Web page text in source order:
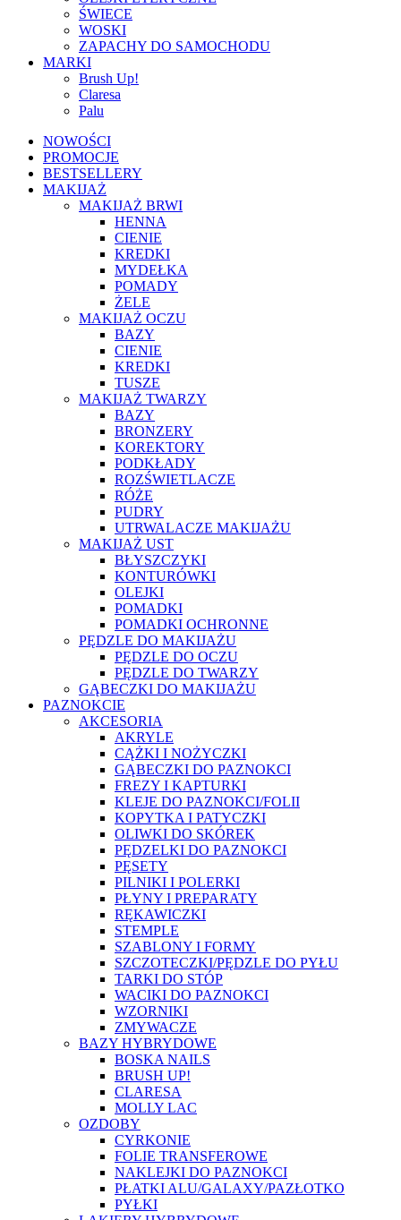
ŚWIECE
WOSKI
ZAPACHY DO SAMOCHODU
MARKI
Brush Up!
Claresa
Palu
NOWOŚCI
PROMOCJE
BESTSELLERY
MAKIJAŻ
MAKIJAŻ BRWI
HENNA
CIENIE
KREDKI
MYDEŁKA
POMADY
ŻELE
MAKIJAŻ OCZU
BAZY
CIENIE
KREDKI
TUSZE
MAKIJAŻ TWARZY
BAZY
BRONZERY
KOREKTORY
PODKŁADY
ROZŚWIETLACZE
RÓŻE
PUDRY
UTRWALACZE MAKIJAŻU
MAKIJAŻ UST
BŁYSZCZYKI
KONTURÓWKI
OLEJKI
POMADKI
POMADKI OCHRONNE
PĘDZLE DO MAKIJAŻU
PĘDZLE DO OCZU
PĘDZLE DO TWARZY
GĄBECZKI DO MAKIJAŻU
PAZNOKCIE
AKCESORIA
AKRYLE
CĄŻKI I NOŻYCZKI
GĄBECZKI DO PAZNOKCI
FREZY I KAPTURKI
KLEJE DO PAZNOKCI/FOLII
KOPYTKA I PATYCZKI
OLIWKI DO SKÓREK
PĘDZELKI DO PAZNOKCI
PĘSETY
PILNIKI I POLERKI
PŁYNY I PREPARATY
RĘKAWICZKI
STEMPLE
SZABLONY I FORMY
SZCZOTECZKI/PĘDZLE DO PYŁU
TARKI DO STÓP
WACIKI DO PAZNOKCI
WZORNIKI
ZMYWACZE
BAZY HYBRYDOWE
BOSKA NAILS
BRUSH UP!
CLARESA
MOLLY LAC
OZDOBY
CYRKONIE
FOLIE TRANSFEROWE
NAKLEJKI DO PAZNOKCI
PŁATKI ALU/GALAXY/PAZŁOTKO
PYŁKI